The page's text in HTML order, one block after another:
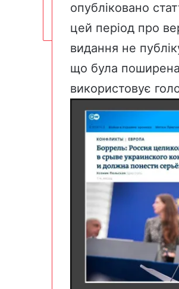
опубліковано
цей період про
видання не
що була поширена
використовує